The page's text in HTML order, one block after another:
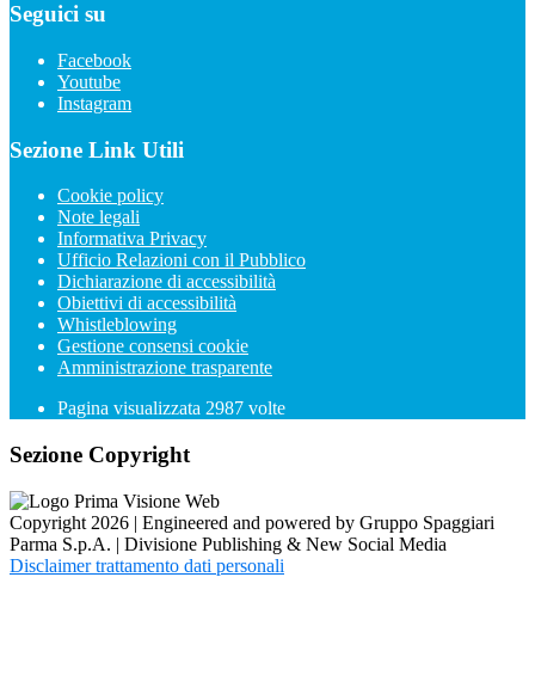
Seguici su
Facebook
Youtube
Instagram
Sezione Link Utili
Cookie policy
Note legali
Informativa Privacy
Ufficio Relazioni con il Pubblico
Dichiarazione di accessibilità
Obiettivi di accessibilità
Whistleblowing
Gestione consensi cookie
Amministrazione trasparente
Pagina visualizzata 2987 volte
Sezione Copyright
Copyright 2026 | Engineered and powered by Gruppo Spaggiari
Parma S.p.A. | Divisione Publishing & New Social Media
Disclaimer trattamento dati personali